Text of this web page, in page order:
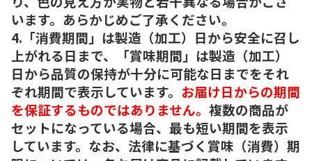
います。あらかじめご了承ください。
4.「消費期間」は製造（加工）日から安全に召し
上がれる日まで、「賞味期間」は製造（加工）
日から品質の保持が十分に可能な日までをそれ
ぞれ期間で表示しています。 お届け日からの期間
を保証するものではありません。 複数の商品が
セットになっている場合、最も短い期間を表示
しています。なお、法律に基づく賞味（消費）期